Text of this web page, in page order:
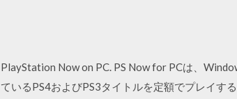
PlayStation Now on PC. PS Now for PCは、
ているPS4およびPS3タイトルを定額でプレイす